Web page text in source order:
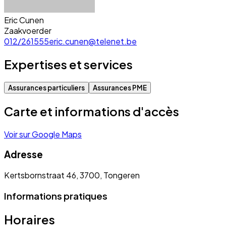
Eric Cunen
Zaakvoerder
012/261555eric.cunen@telenet.be
Expertises et services
Assurances particuliers Assurances PME
Carte et informations d'accès
Voir sur Google Maps
Adresse
Kertsbornstraat 46, 3700, Tongeren
Informations pratiques
Horaires